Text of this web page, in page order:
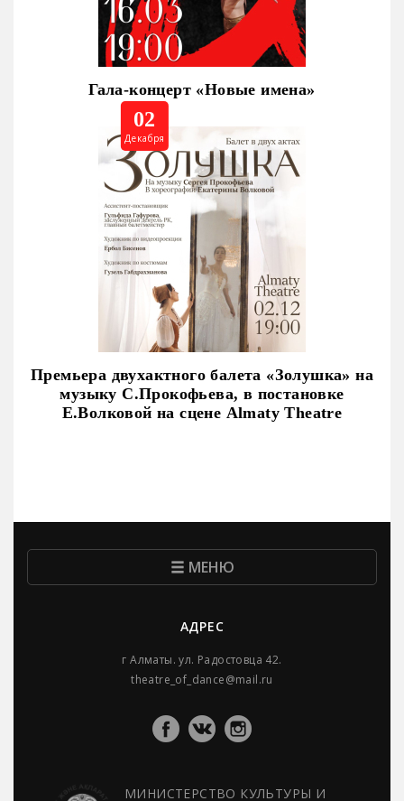
Гала-концерт «Новые имена»
02
Декабря
Премьера двухактного балета «Золушка» на
музыку С.Прокофьева, в постановке
Е.Волковой на сцене Almaty Theatre
МЕНЮ
АДРЕС
г Алматы. ул. Радостовца 42.
theatre_of_dance@mail.ru
МИНИСТЕРСТВО КУЛЬТУРЫ И